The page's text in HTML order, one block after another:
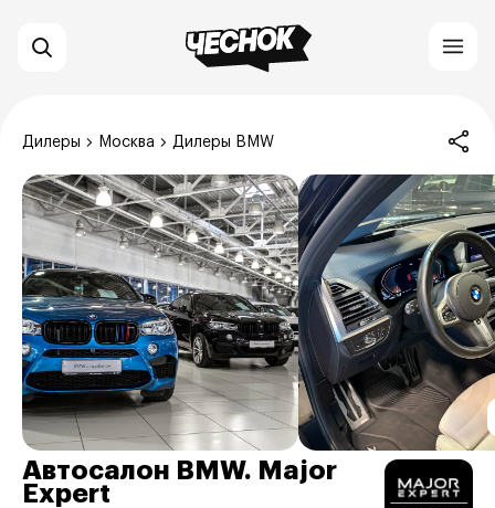
Дилеры Москва Дилеры BMW
Автосалон BMW. Major
Expert